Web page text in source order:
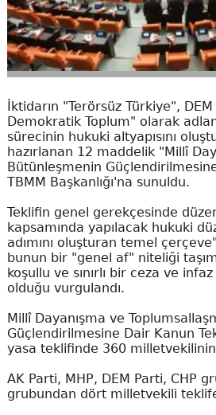
İktidarın "Terörsüz Türkiye",
Demokratik Toplum" olarak
sürecinin hukuki altyapısını
hazırlanan 12 maddelik "Millî
Bütünleşmenin
TBMM Başkanlığı'na sunuldu.
Teklifin genel gerekçesinde
kapsamında yapılacak hukuki
adımını oluşturan temel
bunun bir "genel af" niteliği
koşullu ve sınırlı bir ceza ve
olduğu vurgulandı.
Millî Dayanışma ve
Güçlendirilmesine Dair Kanun
yasa teklifinde 360 milletvekilinin
AK Parti, MHP, DEM Parti, CHP
grubundan dört milletvekili